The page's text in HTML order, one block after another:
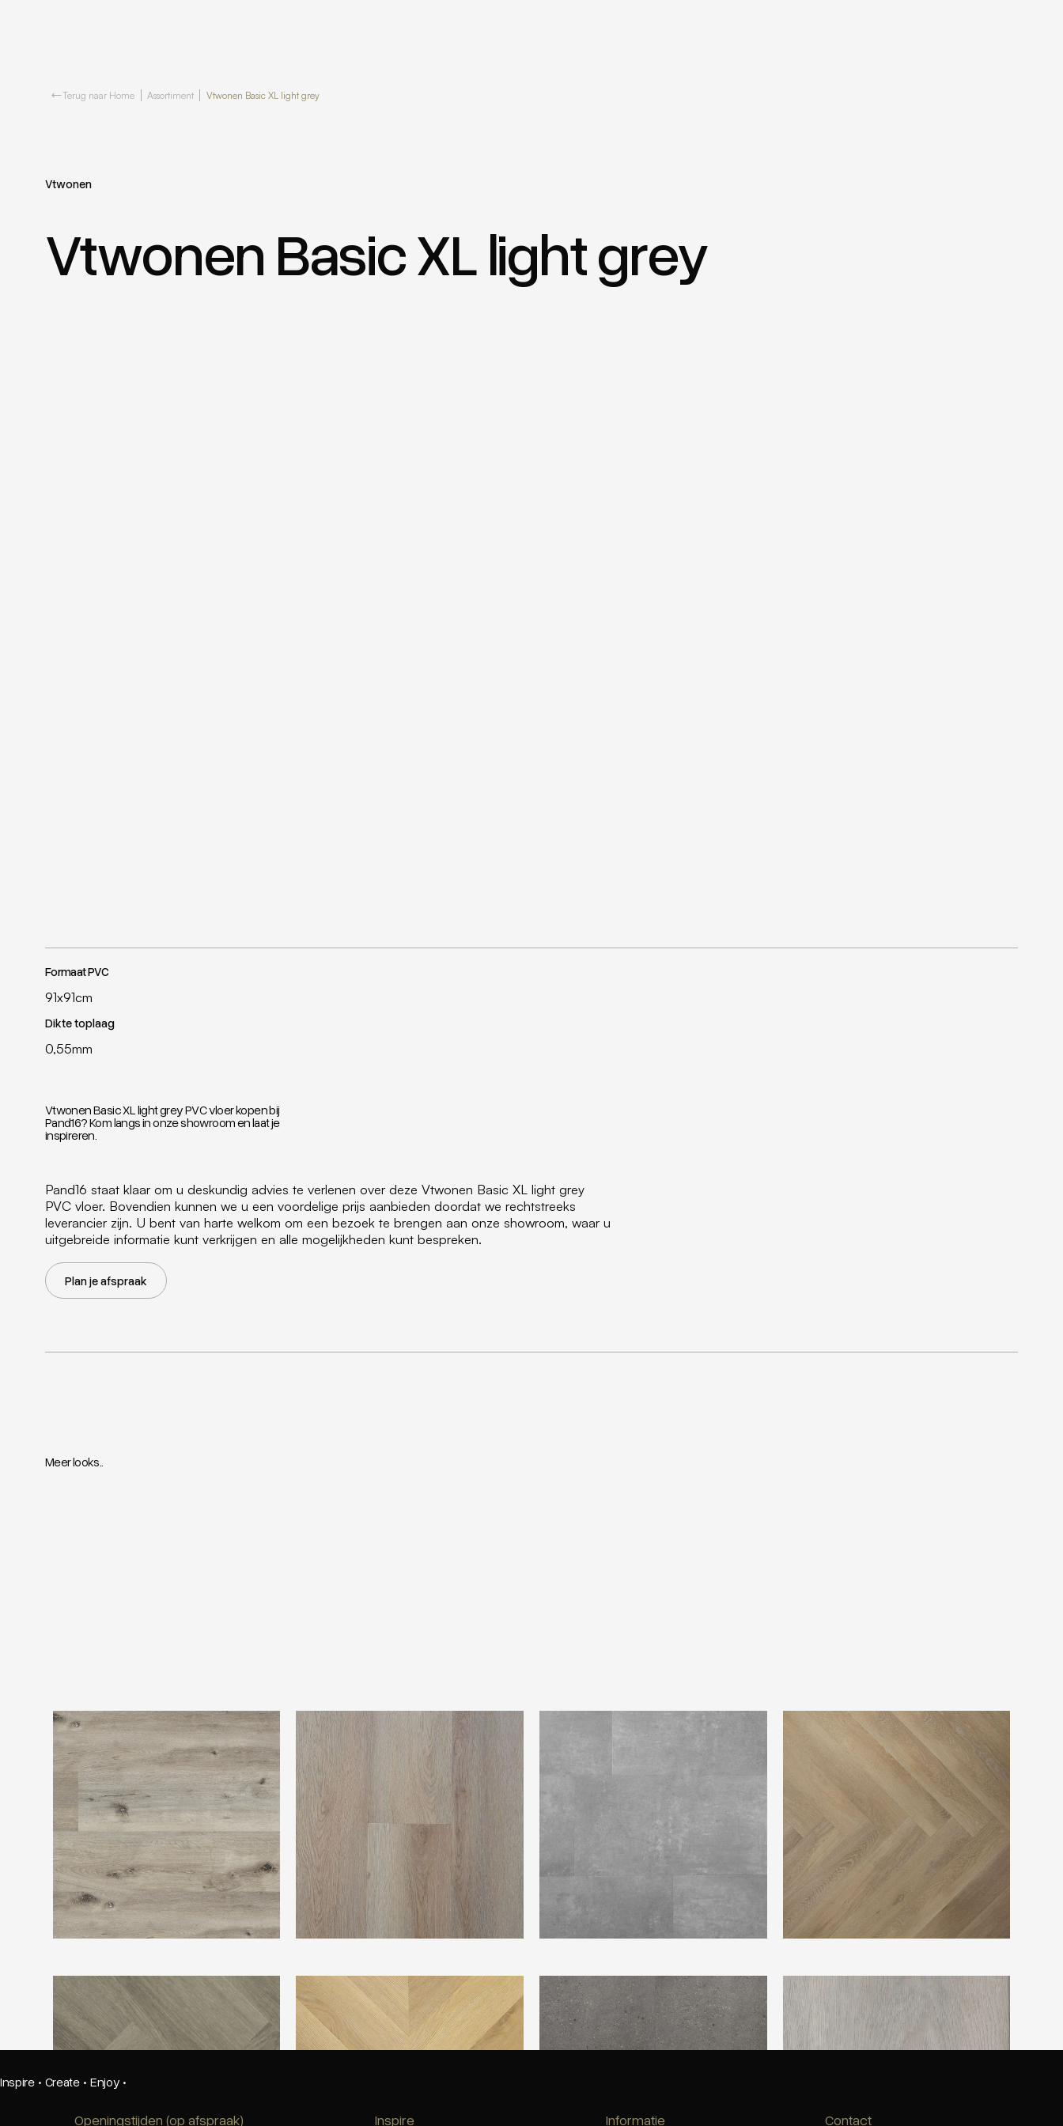
Terug naar Home Assortiment Vtwonen Basic XL light grey
Vtwonen
Vtwonen Basic XL light grey
Formaat PVC
91x91cm
Dikte toplaag
0,55mm
Vtwonen Basic XL light grey PVC vloer kopen bij
Pand16? Kom langs in onze showroom en laat je
inspireren.
Pand16 staat klaar om u deskundig advies te verlenen over deze Vtwonen Basic XL light grey
PVC vloer. Bovendien kunnen we u een voordelige prijs aanbieden doordat we rechtstreeks
leverancier zijn. U bent van harte welkom om een bezoek te brengen aan onze showroom, waar u
uitgebreide informatie kunt verkrijgen en alle mogelijkheden kunt bespreken.
Plan je afspraak
Meer looks..
Ambiant Essenzo Smoky TFD Nature 235-1 Douwes Dekker Tegel bitterkoek PVC Douwes Dekker Trendy visgraat honing
Montinique Charente Visgraat M-9758 TFD Hungarian Point 1616 Vtwonen Composite grey TFD Balance 3603
Inspire · Create · Enjoy ·
Openingstijden (op afspraak) Inspire Informatie Contact